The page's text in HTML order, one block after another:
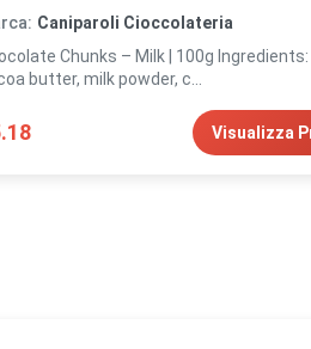
Caniparoli Cioccolateria
Chunks – Milk | 100g Ingredients: sugar,
butter, milk powder, c...
Visualizza